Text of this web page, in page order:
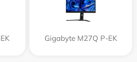
Gigabyte M27Q P-EK